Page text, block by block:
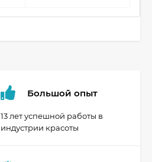
Большой опыт
13 лет успешной работы в
индустрии красоты